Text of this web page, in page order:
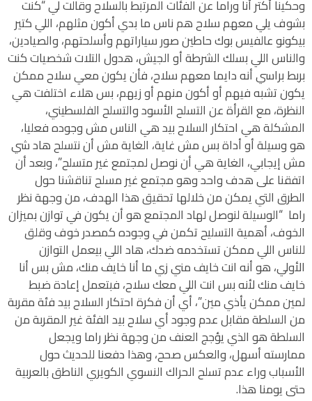
وحكينا أكتر أنا وراما عن الفئات المرتبط بالسلاح وقالت لي “كنت
بشوف يلي معهم سلاح هم ناس ما بدي أكون مثلهم، اللي كتير
بيكونو عالفيس بوك حاطين صور سياراتهم وأسلحتهم، والصيادين،
والناس اللي بسلك الشرطة أو الجيش، هدول التلات شخصيات كنت
بربط براسي أنه دايما معهم سلاح، فأن يكون معي سلاح ممكن
يكون تشبه فيهم أو أكون منهم أو زيهم، بس هلاء اختلفت هي
النظرة، مع القرأة عن التسلح الأسود والتسلح الفلسطيني،
المشكلة هي احتكار السلاح بيد هي الناس مش وجوده فعليا،
هو وسيلة أو أداة بس مش غاية، الغاية مش أن نتسلح هاد شي
مش إيجابي، الغاية هي أن نوصل لمجتمع غير متسلح”، وبعد أن
اتفقنا على هدف واحد وهو مجتمع غير مسلح تناقشنا حول
الطرق التي يمكن من خلالها تحقيق هذا الهدف، من وجهة نظر
راما “الوسيلة لنوصل لهاد المجتمع هو أن يكون في توازن بميزان
الخوف، أهمية التسليح تكمن في وجوده كمصدر خوف وقلق
للناس اللي ممكن تستخدمه ضدك، هاد اللي بيعمل التوازن
الأولي، هو أنه انت خايف مني زي ما أنا خايف منك، مش بس أنا
خايف منك لأنه بس انت اللي معك سلاح، فبتعمل إعادة ضبط
لمين ممكن يأذي مين”، أي أن فكرة احتكار السلاح بيد فئة مقربة
من السلطة مقابل عدم وجود أي سلاح بيد الفئة غير المقربة من
السلطة هو الذي يؤجج العنف من وجهة نظر راما ويجعل
ممارسته أسهل، والعكس صحح، وهذا دفعنا للحديث حول
الأسباب وراء عدم تسلح الحراك النسوي الكويري الناطق بالعربية
حتى يومنا هذا.